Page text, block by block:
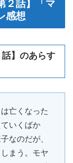
２話】「マ
感想
】のあらす
亡くなった
いくばか
なのだが、
まう。モヤ